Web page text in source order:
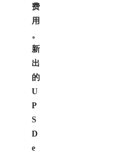
费
用
。
新
出
的
U
P
S
D
e